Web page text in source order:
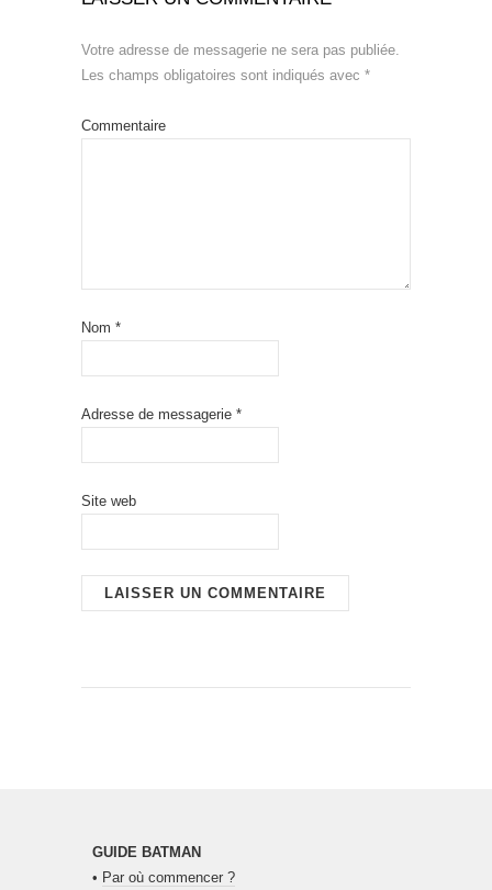
Votre adresse de messagerie ne sera pas publiée.
Les champs obligatoires sont indiqués avec *
Commentaire
Nom *
Adresse de messagerie *
Site web
GUIDE BATMAN
• Par où commencer ?